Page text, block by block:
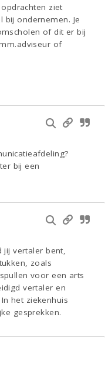
ziet
ondernemen. Je
of dit er bij
of
bij een
jij vertaler bent,
zoals
voor een arts
vertaler en
het ziekenhuis
gesprekken.